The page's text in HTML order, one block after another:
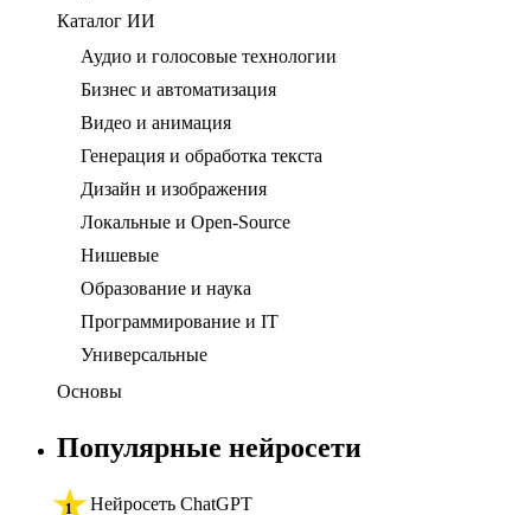
Каталог ИИ
Аудио и голосовые технологии
Бизнес и автоматизация
Видео и анимация
Генерация и обработка текста
Дизайн и изображения
Локальные и Open-Source
Нишевые
Образование и наука
Программирование и IT
Универсальные
Основы
Популярные нейросети
Нейросеть ChatGPT